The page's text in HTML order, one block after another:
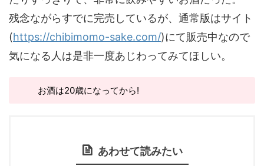
残念ながらすでに完売しているが、通常版はサイト
(https://chibimomo-sake.com/)にて販売中なので
気になる人は是非一度あじわってみてほしい。
お酒は20歳になってから!
あわせて読みたい